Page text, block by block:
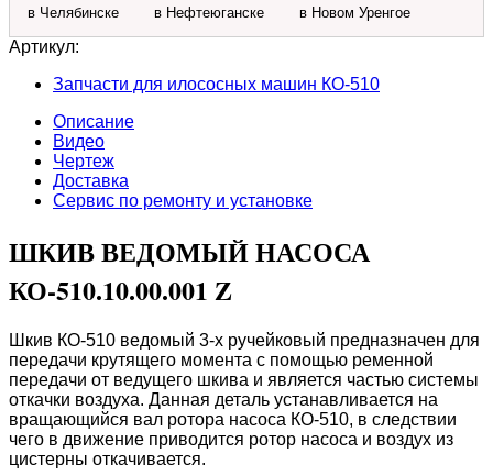
в Челябинске в Нефтеюганске в Новом Уренгое
Артикул:
Запчасти для илососных машин КО-510
Описание
Видео
Чертеж
Доставка
Сервис по ремонту и установке
ШКИВ ВЕДОМЫЙ НАСОСА
КО-510.10.00.001 Z
Шкив КО-510 ведомый 3-х ручейковый предназначен для
передачи крутящего момента с помощью ременной
передачи от ведущего шкива и является частью системы
откачки воздуха. Данная деталь устанавливается на
вращающийся вал ротора насоса КО-510, в следствии
чего в движение приводится ротор насоса и воздух из
цистерны откачивается.